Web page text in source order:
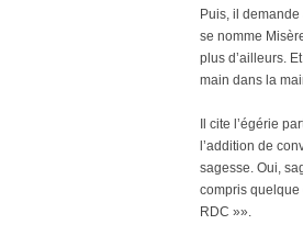
Puis, il
se nomme
plus d’ailleurs.
main dans la
Il cite l’égérie
l’addition de
sagesse. Oui,
compris quelque
RDC »».